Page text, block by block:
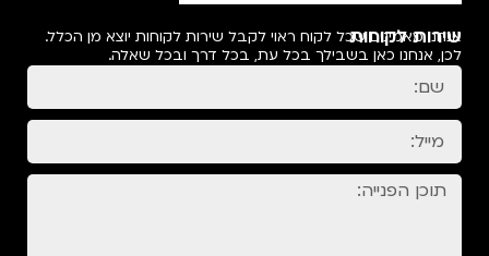
שירות לקוחות
אנחנו מאמינים שכל לקוח ראוי לקבל שירות לקוחות יוצא מן הכלל.
לכן, אנחנו כאן בשבילך בכל עת, בכל דרך ובכל שאלה.